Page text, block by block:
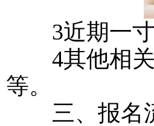
3近期一寸
4其他相关
等。
三、报名